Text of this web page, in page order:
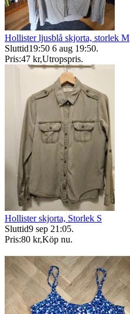
Hollister ljusblå skjorta, storlek M
Sluttid19:50 6 aug 19:50.
Pris:47 kr,Utropspris.
Hollister skjorta, Storlek S
Sluttid9 sep 21:05.
Pris:80 kr,Köp nu.